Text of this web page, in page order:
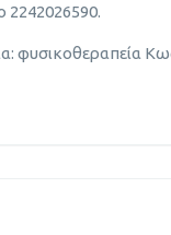
2242026590.
φυσικοθεραπεία